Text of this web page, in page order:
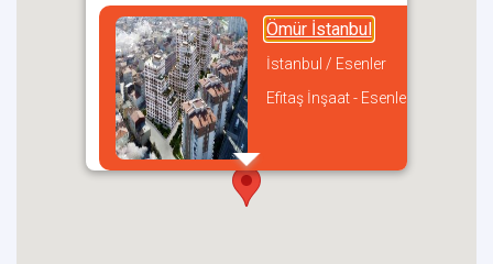
Ömür İstanbul
İstanbul / Esenler
Efitaş İnşaat - Esenler Belediyesi